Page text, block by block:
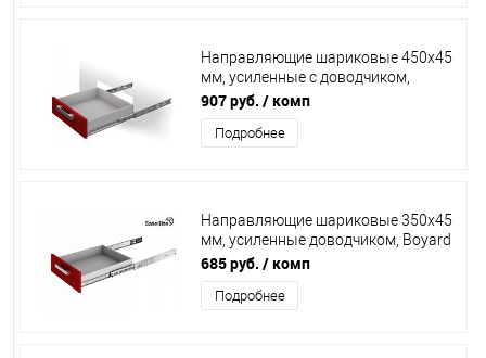
Направляющие шариковые 450х45
мм, усиленные с доводчиком,
Boyard Satellite, DB4505Zn/450
907 руб. / комп
Подробнее
Направляющие шариковые 350х45
мм, усиленные доводчиком, Boyard
Satellite, DB4505Zn/350
685 руб. / комп
Подробнее